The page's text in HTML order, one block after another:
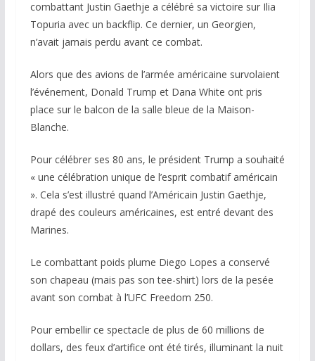
combattant Justin Gaethje a célébré sa victoire sur Ilia
Topuria avec un backflip. Ce dernier, un Georgien,
n’avait jamais perdu avant ce combat.
Alors que des avions de l’armée américaine survolaient
l’événement, Donald Trump et Dana White ont pris
place sur le balcon de la salle bleue de la Maison-
Blanche.
Pour célébrer ses 80 ans, le président Trump a souhaité
« une célébration unique de l’esprit combatif américain
». Cela s’est illustré quand l’Américain Justin Gaethje,
drapé des couleurs américaines, est entré devant des
Marines.
Le combattant poids plume Diego Lopes a conservé
son chapeau (mais pas son tee-shirt) lors de la pesée
avant son combat à l’UFC Freedom 250.
Pour embellir ce spectacle de plus de 60 millions de
dollars, des feux d’artifice ont été tirés, illuminant la nuit